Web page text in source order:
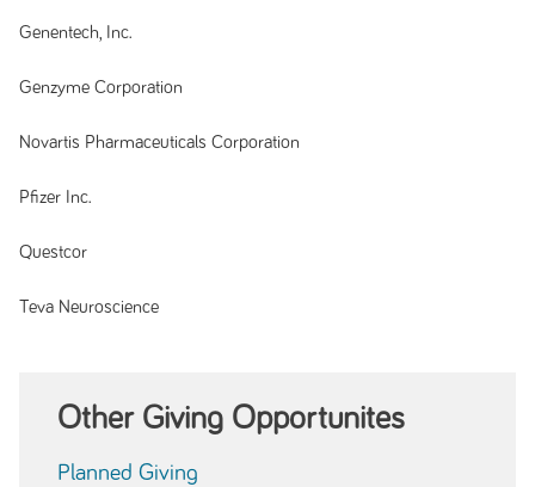
Genentech, Inc.
Genzyme Corporation
Novartis Pharmaceuticals Corporation
Pfizer Inc.
Questcor
Teva Neuroscience
Other Giving Opportunites
Planned Giving